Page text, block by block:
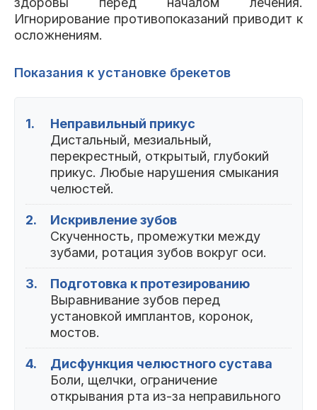
Игнорирование противопоказаний приводит к
осложнениям.
Показания к установке брекетов
1.
Неправильный прикус
Дистальный, мезиальный,
перекрестный, открытый, глубокий
прикус. Любые нарушения смыкания
челюстей.
2.
Искривление зубов
Скученность, промежутки между
зубами, ротация зубов вокруг оси.
3.
Подготовка к протезированию
Выравнивание зубов перед
установкой имплантов, коронок,
мостов.
4.
Дисфункция челюстного сустава
Боли, щелчки, ограничение
открывания рта из-за неправильного